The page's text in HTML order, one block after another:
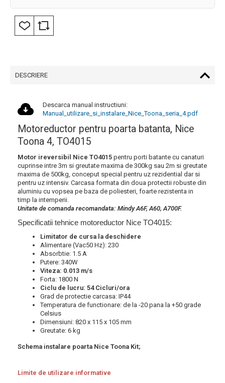
DESCRIERE
Descarca manual instructiuni:
Manual_utilizare_si_instalare_Nice_Toona_seria_4.pdf
Motoreductor pentru poarta batanta, Nice
Toona 4, TO4015
Motor ireversibil Nice TO4015 pentru porti batante cu canaturi
cuprinse intre 3m si greutate maxima de 300kg sau 2m si greutate
maxima de 500kg, conceput special pentru uz rezidential dar si
pentru uz intensiv. Carcasa formata din doua protectii robuste din
aluminiu cu vopsea pe baza de poliesteri, foarte rezistenta in
timp la intemperii.
Unitate de comanda recomandata: Mindy A6F, A60, A700F.
Specificatii tehnice motoreductor Nice TO4015:
Limitator de cursa la deschidere
Alimentare (Vac50 Hz): 230
Absorbtie: 1.5 A
Putere: 340W
Viteza: 0.013 m/s
Forta: 1800 N
Ciclu de lucru: 54 Cicluri/ora
Grad de protectie carcasa: IP44
Temperatura de functionare: de la -20 pana la +50 grade
Celsius
Dimensiuni: 820 x 115 x 105 mm
Greutate: 6 kg
Schema instalare poarta Nice Toona Kit;
Limite de utilizare informative